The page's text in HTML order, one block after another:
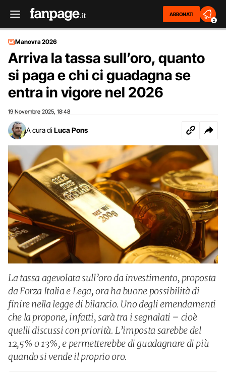
ABBONATI
2
Manovra 2026
Arriva la tassa sull’oro, quanto
si paga e chi ci guadagna se
entra in vigore nel 2026
19 Novembre 2025 18:48
A cura di Luca Pons
La tassa agevolata sull’oro da investimento, proposta
da Forza Italia e Lega, ora ha buone possibilità di
finire nella legge di bilancio. Uno degli emendamenti
che la propone, infatti, sarà tra i segnalati – cioè
quelli discussi con priorità. L’imposta sarebbe del
12,5% o 13%, e permetterebbe di guadagnare di più
quando si vende il proprio oro.